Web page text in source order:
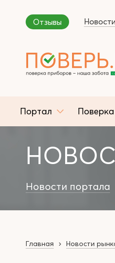
Отзывы Новости
Портал
Новости портала
Главная Новости